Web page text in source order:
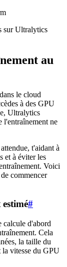
sur Ultralytics
au
le cloud
à des GPU
Ultralytics
l'entraînement ne
t'aidant à
et à éviter les
Voici
commencer
#
calcule d'abord
Cela
la taille du
vitesse du GPU